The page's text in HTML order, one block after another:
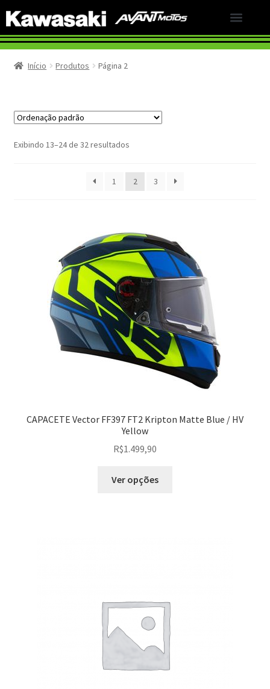
Início Produtos Página 2
Exibindo 13–24 de 32 resultados
1 2 3
CAPACETE Vector FF397 FT2 Kripton Matte Blue / HV
Yellow
R$1.499,90
Ver opções